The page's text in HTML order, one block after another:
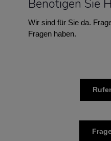
Benötigen Sie
Wir sind für Sie da.
Fragen haben.